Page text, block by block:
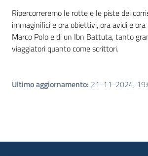
Ripercorreremo le rotte e le piste dei
immaginifici e ora obiettivi, ora avidi e
Marco Polo e di un Ibn Battuta, tanto
viaggiatori quanto come scrittori.
Ultimo aggiornamento: 21-11-2024,